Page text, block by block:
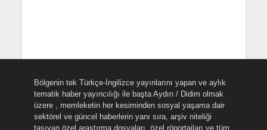
Bölgenin tek Türkçe-İngilizce yayınlarını yapan ve aylık
tematik haber yayıncılığı ile başta Aydın / Didim olmak
üzere , memleketin her kesiminden sosyal yaşama dair
sektörel ve güncel haberlerin yanı sıra, arşiv niteliği
taşıyan özel araştırma dosyaları, özel röportajları ve tüm